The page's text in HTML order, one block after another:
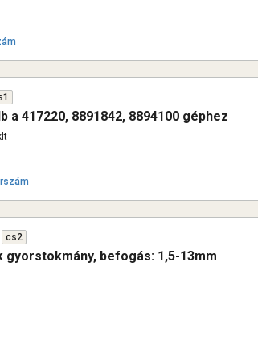
a 417220, 8891842, 8894100 géphez
cs2
gyorstokmány, befogás: 1,5-13mm